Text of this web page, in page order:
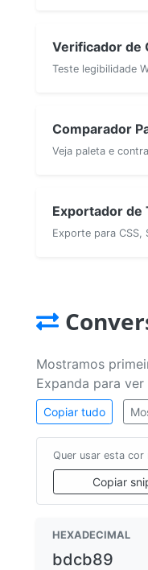
Verificador de
Teste legibilidade
Comparador
Veja paleta e
Exportador de
Exporte para CSS,
Mostramos
Expanda para
Copiar tudo
Quer usar esta cor
Copiar
HEXADECIMAL
bdcb89